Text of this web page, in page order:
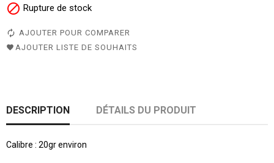
 Rupture de stock
AJOUTER POUR COMPARER
AJOUTER LISTE DE SOUHAITS
DESCRIPTION DÉTAILS DU PRODUIT
Calibre : 20gr environ